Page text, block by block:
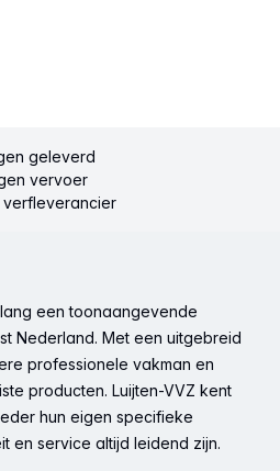
geleverd
vervoer
verfleverancier
een toonaangevende
Nederland. Met een uitgebreid
professionele vakman en
producten. Luijten-VVZ kent
hun eigen specifieke
en service altijd leidend zijn.